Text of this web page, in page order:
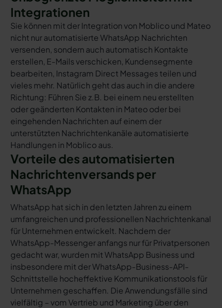
Integrationen
Sie können mit der Integration von Moblico und Mateo
nicht nur automatisierte WhatsApp Nachrichten
versenden, sondern auch automatisch Kontakte
erstellen, E-Mails verschicken, Kundensegmente
bearbeiten, Instagram Direct Messages teilen und
vieles mehr. Natürlich geht das auch in die andere
Richtung: Führen Sie z.B. bei einem neu erstellten
oder geänderten Kontakten in Mateo oder bei
eingehenden Nachrichten auf einem der
unterstützten Nachrichtenkanäle automatisierte
Handlungen in Moblico aus.
Vorteile des automatisierten
Nachrichtenversands per
WhatsApp
WhatsApp hat sich in den letzten Jahren zu einem
umfangreichen und professionellen Nachrichtenkanal
für Unternehmen entwickelt. Nachdem der
WhatsApp-Messenger anfangs nur für Privatpersonen
gedacht war, wurden mit WhatsApp Business und
insbesondere mit der WhatsApp-Business-API-
Schnittstelle hocheffektive Kommunikationstools für
Unternehmen geschaffen. Die Anwendungsfälle sind
vielfältig – vom Vertrieb und Marketing über den